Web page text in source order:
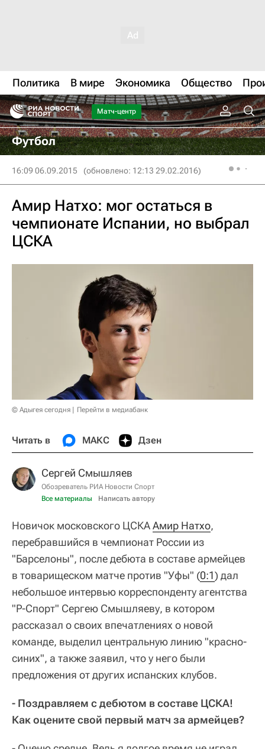
Политика В мире Экономика Общество
Матч-центр
Футбол
16:09 06.09.2015 (обновлено: 12:13 29.02.2016)
Амир Натхо: мог остаться в
чемпионате Испании, но выбрал
ЦСКА
© Адыгея сегодня Перейти в медиабанк
Читать в МАКС Дзен
Сергей Смышляев
Обозреватель РИА Новости Спорт
Все материалы
Написать автору
Новичок московского ЦСКААмир Натхо,
перебравшийся в чемпионат России из
"Барселоны", после дебюта в составе армейцев
в товарищеском матче против "Уфы" (0:1) дал
небольшое интервью корреспонденту агентства
"Р-Спорт" Сергею Смышляеву, в котором
рассказал о своих впечатлениях о новой
команде, выделил центральную линию "красно-
синих", а также заявил, что у него были
предложения от других испанских клубов.
- Поздравляем с дебютом в составе ЦСКА!
Как оцените свой первый матч за армейцев?